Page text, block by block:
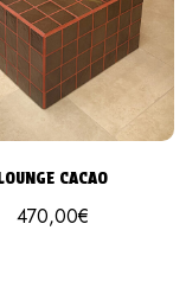
CACAO
470,00€